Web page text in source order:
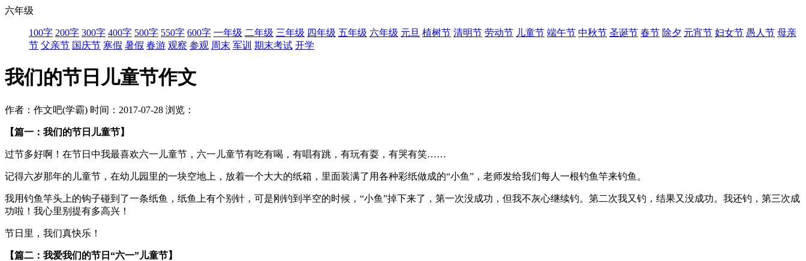
六年级
100字 200字 300字 400字 500字 550字 600字 一年级 二年级 三年级 四年级 五年级 六年级 元旦 植树节 清明节 劳动节 儿童节 端午节 中秋节 圣诞节 春节 除夕 元宵节 妇女节 愚人节 母亲
节 父亲节 国庆节 寒假 暑假 春游 观察 参观 周末 军训 期末考试 开学
我们的节日儿童节作文
作者：作文吧(学霸) 时间：2017-07-28 浏览：
【篇一：我们的节日儿童节】
过节多好啊！在节日中我最喜欢六一儿童节，六一儿童节有吃有喝，有唱有跳，有玩有耍，有哭有笑……
记得六岁那年的儿童节，在幼儿园里的一块空地上，放着一个大大的纸箱，里面装满了用各种彩纸做成的“小鱼”，老师发给我们每人一根钓鱼竿来钓鱼。
我用钓鱼竿头上的钩子碰到了一条纸鱼，纸鱼上有个别针，可是刚钓到半空的时候，“小鱼”掉下来了，第一次没成功，但我不灰心继续钓。第二次我又钓，结果又没成功。我还钓，第三次成
功啦！我心里别提有多高兴！
节日里，我们真快乐！
【篇二：我爱我们的节日“六一”儿童节】